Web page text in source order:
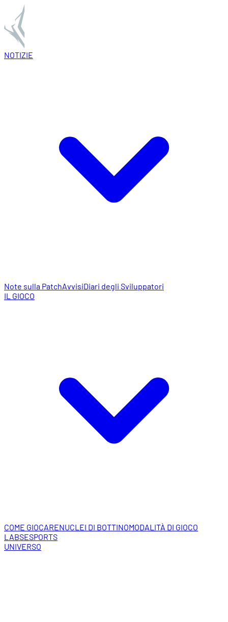
NOTIZIE
Note sulla PatchAvvisiDiari degli Sviluppatori
IL GIOCO
COME GIOCARENUCLEI DI BOTTINOMODALITÀ DI GIOCO
LABSESPORTS
UNIVERSO